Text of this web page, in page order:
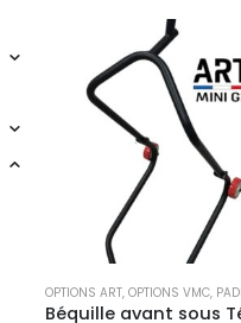
OPTIONS ART,OPTIONS VMC,